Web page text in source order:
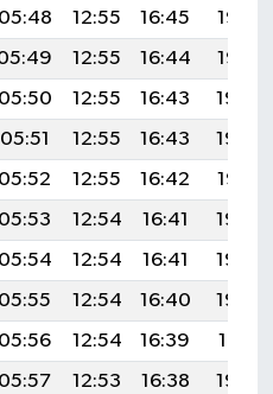
05:48 12:55 16:45
19:53
12:55 16:44
19:52
05:50 12:55 16:43
19:50
05:51 12:55 16:43
19:49
05:52 12:55 16:42
19:47
05:53 12:54 16:41
19:46
05:54 12:54 16:41
19:44
05:55 12:54 16:40
19:43
05:56 12:54 16:39
19:41
05:57 12:53 16:38
19:40